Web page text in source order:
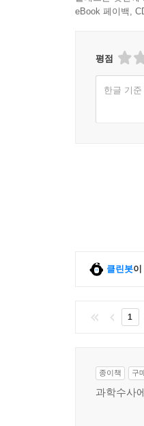
eBook 페이백,
평점
한글 기
클린봇
1
종이책 구
과학수사